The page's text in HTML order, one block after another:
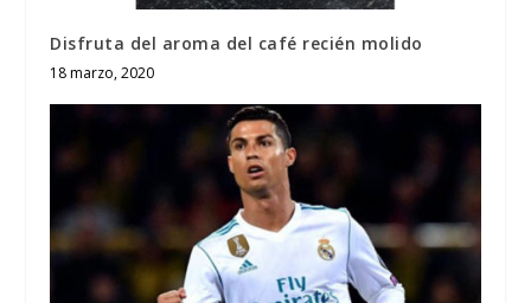
Disfruta del aroma del café recién molido
18 marzo, 2020